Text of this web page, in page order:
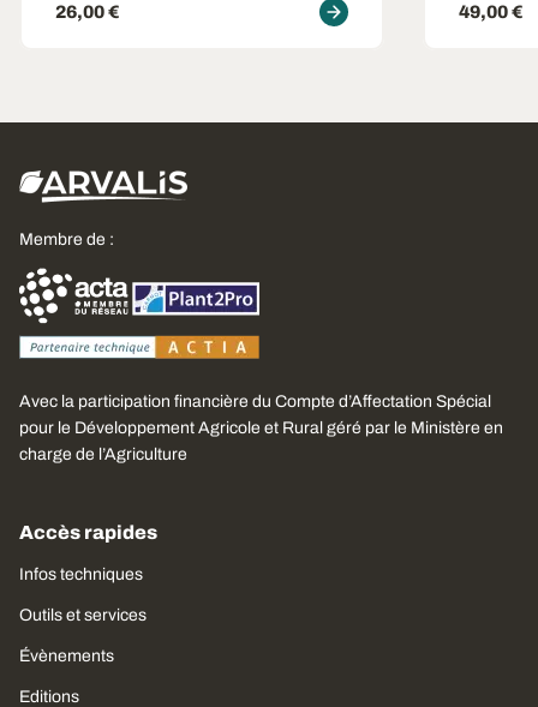
26,00 € 49,00 €
Membre de :
Avec la participation financière du Compte d’Affectation Spécial
pour le Développement Agricole et Rural géré par le Ministère en
charge de l’Agriculture
Accès rapides
Infos techniques
Outils et services
Évènements
Editions